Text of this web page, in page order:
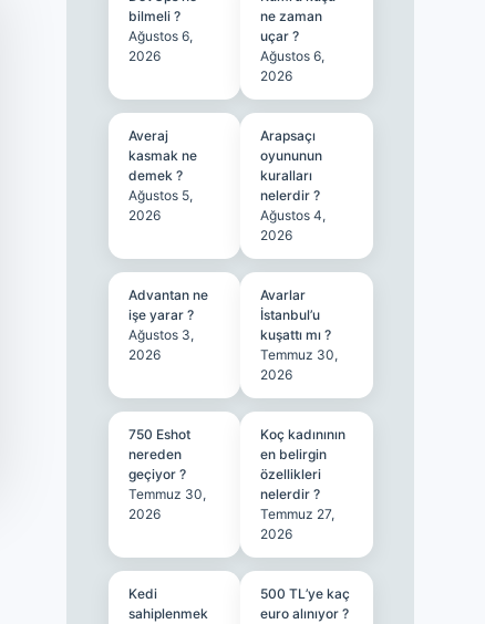
bilmeli ?
Ağustos 6,
2026
ne zaman
uçar ?
Ağustos 6,
2026
Averaj
kasmak ne
demek ?
Ağustos 5,
2026
Arapsaçı
oyununun
kuralları
nelerdir ?
Ağustos 4,
2026
Advantan ne
işe yarar ?
Ağustos 3,
2026
Avarlar
İstanbul’u
kuşattı mı ?
Temmuz 30,
2026
750 Eshot
nereden
geçiyor ?
Temmuz 30,
2026
Koç kadınının
en belirgin
özellikleri
nelerdir ?
Temmuz 27,
2026
Kedi
sahiplenmek
500 TL’ye kaç
euro alınıyor ?